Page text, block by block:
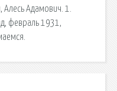
Алесь Адамович. 1.
февраль 1931,